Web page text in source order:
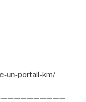
un-portail-km/